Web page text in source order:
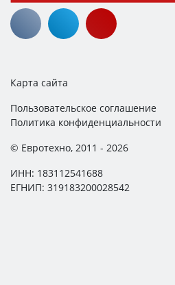
Карта сайта
Пользовательское соглашение
Политика конфиденциальности
© Евротехно, 2011 - 2026
ИНН: 183112541688
ЕГНИП: 319183200028542